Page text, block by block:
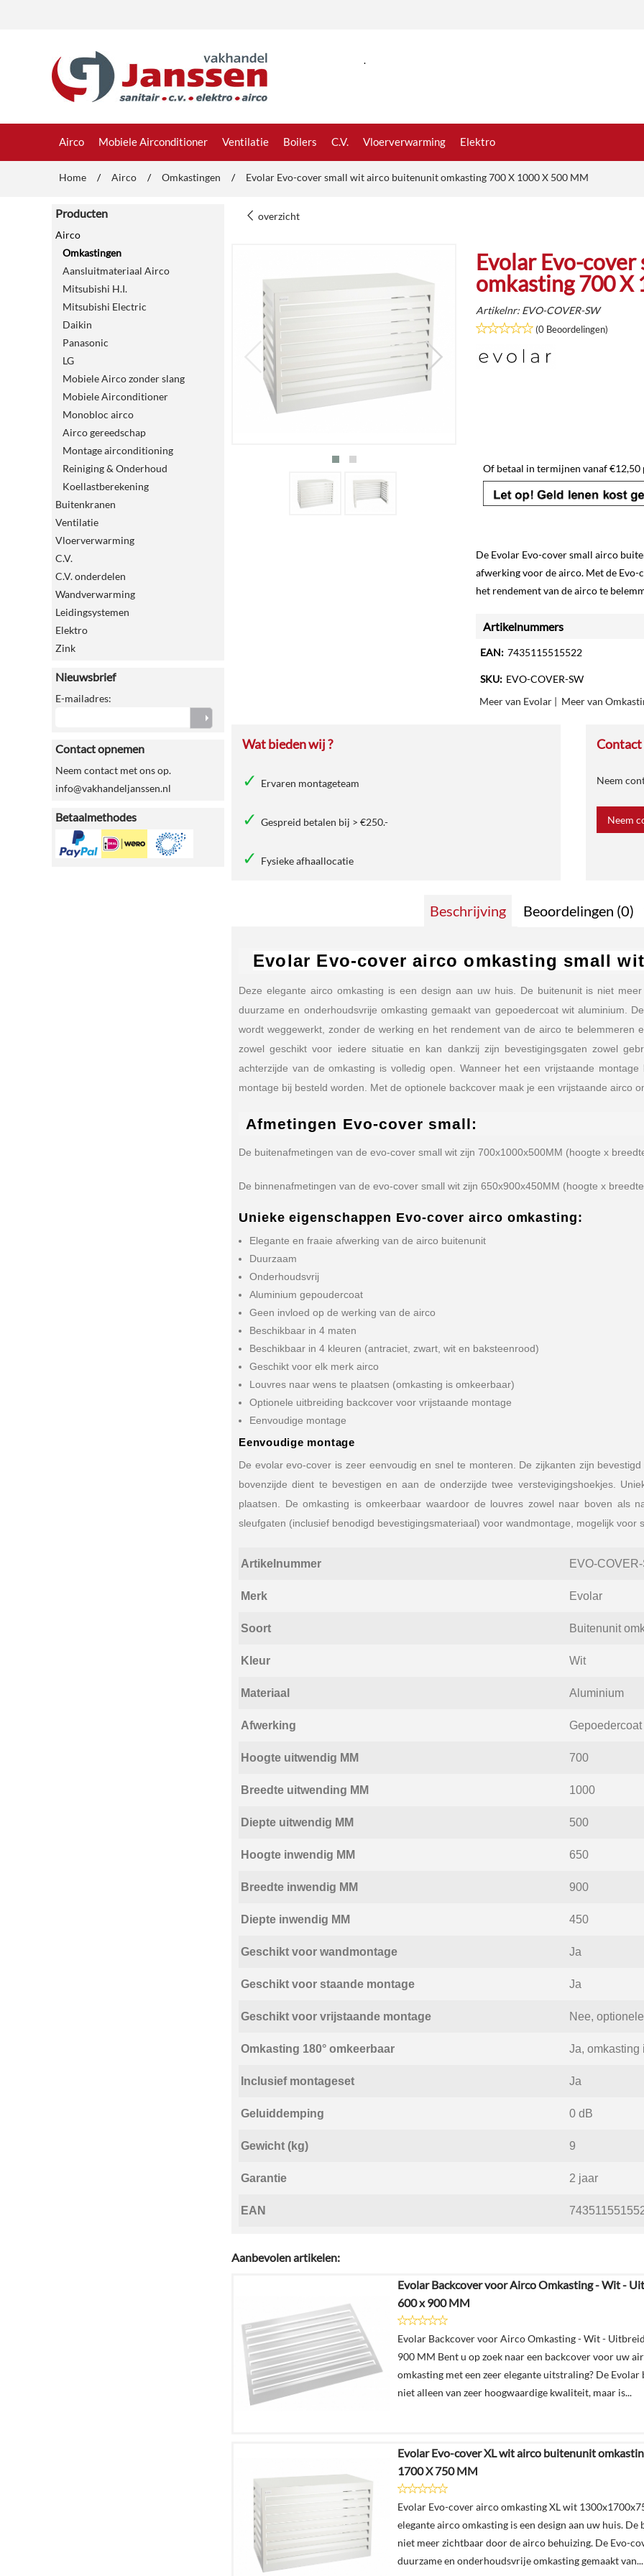
.
Airco Mobiele Airconditioner Ventilatie Boilers C.V. Vloerverwarming Elektro
Home / Airco / Omkastingen / Evolar Evo-cover small wit airco buitenunit omkasting 700 X 1000 X 500 MM
Producten
Airco
Omkastingen
Aansluitmateriaal Airco
Mitsubishi H.I.
Mitsubishi Electric
Daikin
Panasonic
LG
Mobiele Airco zonder slang
Mobiele Airconditioner
Monobloc airco
Airco gereedschap
Montage airconditioning
Reiniging & Onderhoud
Koellastberekening
Buitenkranen
Ventilatie
Vloerverwarming
C.V.
C.V. onderdelen
Wandverwarming
Leidingsystemen
Elektro
Zink
Nieuwsbrief
E-mailadres:
Contact opnemen
Neem contact met ons op.
info@vakhandeljanssen.nl
Betaalmethodes
overzicht
Evolar Evo-
omkasting 700 X
Artikelnr: EVO-COVER-SW
(0 Beoordelingen)
Of betaal in termijnen vanaf€12,50
De Evolar Evo-cover small airco
afwerking voor de airco. Met de
het rendement van de airco te
Artikelnummers
EAN: 7435115515522
SKU: EVO-COVER-SW
Meer van Evolar | Meer van
Wat bieden wij ?
Ervaren montageteam
Gespreid betalen bij > €250.-
Fysieke afhaallocatie
Contact
Neem
Neem
Beschrijving Beoordelingen (0)
Evolar Evo-cover airco omkasting small wit
Deze elegante airco omkasting is een design aan uw huis. De buitenunit is niet
duurzame en onderhoudsvrije omkasting gemaakt van gepoedercoat wit aluminium.
wordt weggewerkt, zonder de werking en het rendement van de airco te belemmeren
zowel geschikt voor iedere situatie en kan dankzij zijn bevestigingsgaten zowel
achterzijde van de omkasting is volledig open. Wanneer het een vrijstaande
montage bij besteld worden. Met de optionele backcover maak je een vrijstaande airco
Afmetingen Evo-cover small:
De buitenafmetingen van de evo-cover small wit zijn 700x1000x500MM (hoogte x
De binnenafmetingen van de evo-cover small wit zijn 650x900x450MM (hoogte x
Unieke eigenschappen Evo-cover airco omkasting:
Elegante en fraaie afwerking van de airco buitenunit
Duurzaam
Onderhoudsvrij
Aluminium gepoudercoat
Geen invloed op de werking van de airco
Beschikbaar in 4 maten
Beschikbaar in 4 kleuren (antraciet, zwart, wit en baksteenrood)
Geschikt voor elk merk airco
Louvres naar wens te plaatsen (omkasting is omkeerbaar)
Optionele uitbreiding backcover voor vrijstaande montage
Eenvoudige montage
Eenvoudige montage
De evolar evo-cover is zeer eenvoudig en snel te monteren. De zijkanten zijn
bovenzijde dient te bevestigen en aan de onderzijde twee verstevigingshoekjes.
plaatsen. De omkasting is omkeerbaar waardoor de louvres zowel naar boven als
sleufgaten (inclusief benodigd bevestigingsmateriaal) voor wandmontage, mogelijk voor
Artikelnummer EVO-
Merk Evolar
Soort Buitenunit
Kleur Wit
Materiaal Aluminium
Afwerking Gepoedercoat
Hoogte uitwendig MM 700
Breedte uitwending MM 1000
Diepte uitwendig MM 500
Hoogte inwendig MM 650
Breedte inwendig MM 900
Diepte inwendig MM 450
Geschikt voor wandmontage Ja
Geschikt voor staande montage Ja
Geschikt voor vrijstaande montage Nee,
Omkasting 180° omkeerbaar Ja, omkasting
Inclusief montageset Ja
Geluiddemping 0 dB
Gewicht (kg) 9
Garantie 2 jaar
EAN
Aanbevolen artikelen:
Evolar Backcover voor Airco Omkasting - Wit -
600 x 900 MM
Evolar Backcover voor Airco Omkasting - Wit -
900 MM Bent u op zoek naar een backcover voor uw
omkasting met een zeer elegante uitstraling? De Evolar
niet alleen van zeer hoogwaardige kwaliteit, maar is...
Evolar Evo-cover XL wit airco buitenunit
1700 X 750 MM
Evolar Evo-cover airco omkasting XL wit
elegante airco omkasting is een design aan uw huis.
niet meer zichtbaar door de airco behuizing. De Evo-
duurzame en onderhoudsvrije omkasting gemaakt van...